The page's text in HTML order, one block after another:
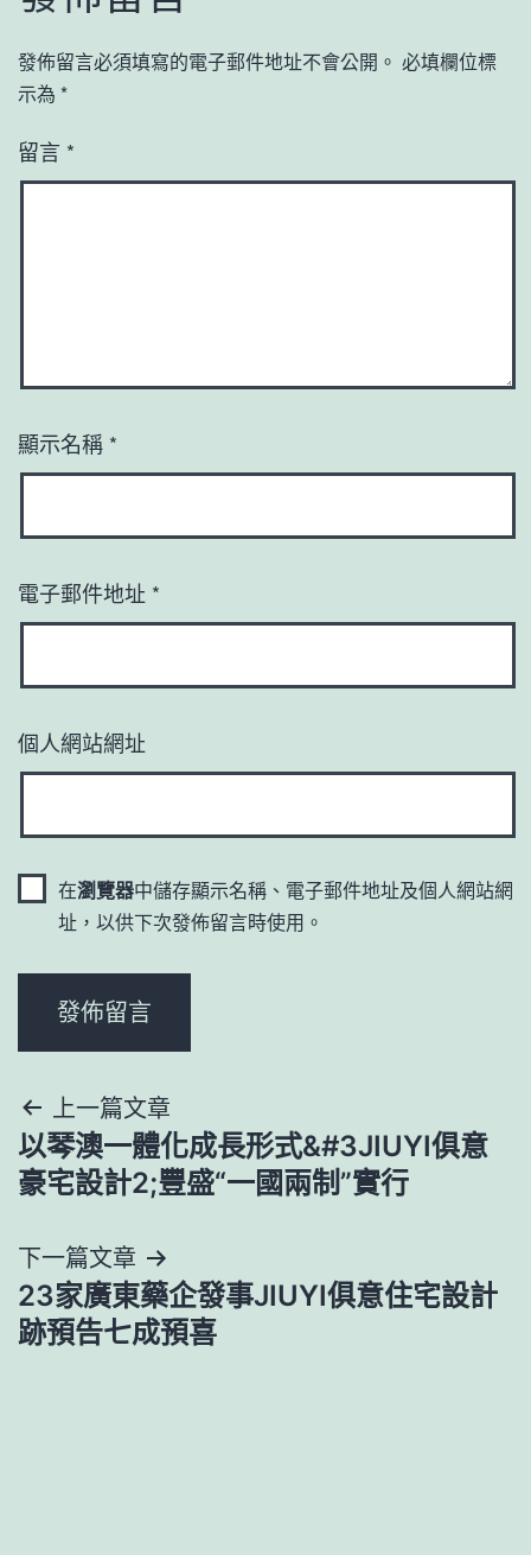
發佈留言必須填寫的電子郵件地址不會公開。 必填欄位標
示為 *
留言 *
顯示名稱 *
電子郵件地址 *
個人網站網址
在瀏覽器中儲存顯示名稱、電子郵件地址及個人網站網
址，以供下次發佈留言時使用。
文
章
覽
上一篇文章
以琴澳一體化成長形式&#3JIUYI俱意
豪宅設計2;豐盛“一國兩制”實行
下一篇文章
23家廣東藥企發事JIUYI俱意住宅設計
跡預告七成預喜